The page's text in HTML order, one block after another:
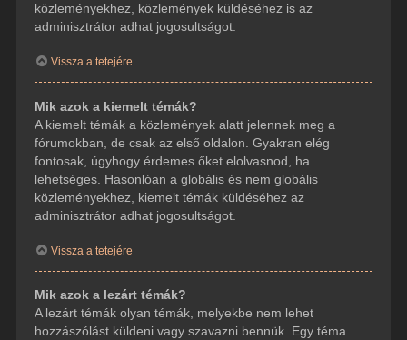
közleményekhez, közlemények küldéséhez is az
adminisztrátor adhat jogosultságot.
Vissza a tetejére
Mik azok a kiemelt témák?
A kiemelt témák a közlemények alatt jelennek meg a
fórumokban, de csak az első oldalon. Gyakran elég
fontosak, úgyhogy érdemes őket elolvasnod, ha
lehetséges. Hasonlóan a globális és nem globális
közleményekhez, kiemelt témák küldéséhez az
adminisztrátor adhat jogosultságot.
Vissza a tetejére
Mik azok a lezárt témák?
A lezárt témák olyan témák, melyekbe nem lehet
hozzászólást küldeni vagy szavazni bennük. Egy téma